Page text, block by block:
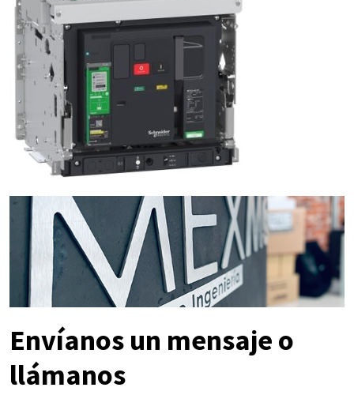
Envíanos un mensaje o
llámanos